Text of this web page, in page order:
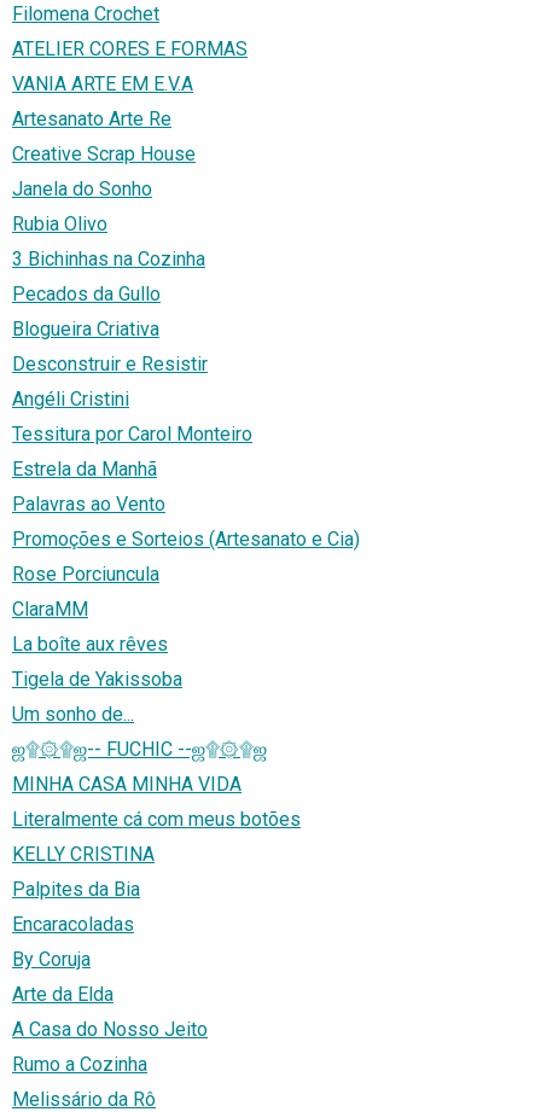
Filomena Crochet
ATELIER CORES E FORMAS
VANIA ARTE EM E.V.A
Artesanato Arte Re
Creative Scrap House
Janela do Sonho
Rubia Olivo
3 Bichinhas na Cozinha
Pecados da Gullo
Blogueira Criativa
Desconstruir e Resistir
Angéli Cristini
Tessitura por Carol Monteiro
Estrela da Manhã
Palavras ao Vento
Promoções e Sorteios (Artesanato e Cia)
Rose Porciuncula
ClaraMM
La boîte aux rêves
Tigela de Yakissoba
Um sonho de...
ஜ۩۞۩ஜ-- FUCHIC --ஜ۩۞۩ஜ
MINHA CASA MINHA VIDA
Literalmente cá com meus botões
KELLY CRISTINA
Palpites da Bia
Encaracoladas
By Coruja
Arte da Elda
A Casa do Nosso Jeito
Rumo a Cozinha
Melissário da Rô